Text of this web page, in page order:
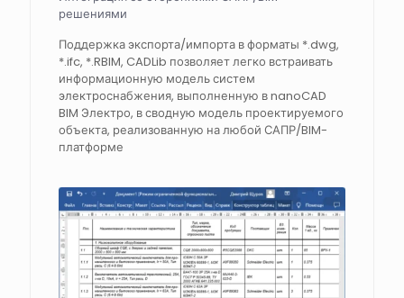
решениями
Поддержка экспорта/импорта в форматы *.dwg,
*.ifc, *.RBIM, CADLib позволяет легко встраивать
информационную модель систем
электроснабжения, выполненную в nanoCAD
BIM Электро, в сводную модель проектируемого
объекта, реализованную на любой САПР/BIM-
платформе